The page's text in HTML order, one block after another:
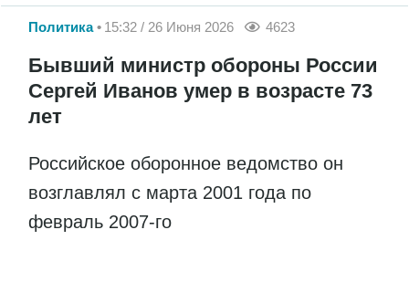
Политика 15:32 / 26 Июня 2026 4623
Бывший министр обороны России
Сергей Иванов умер в возрасте 73
лет
Российское оборонное ведомство он
возглавлял с марта 2001 года по
февраль 2007-го